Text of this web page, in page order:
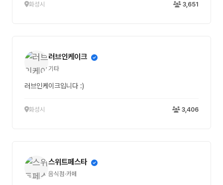
화성시 3,651
러브인케이크
기타
러브인케이크입니다 :)
화성시 3,406
스위트페스타
음식점·카페